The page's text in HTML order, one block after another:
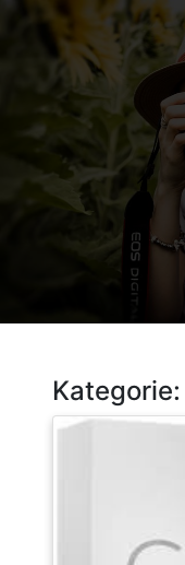
springen
Kategorie: